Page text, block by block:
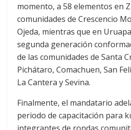
momento, a 58 elementos en
comunidades de Crescencio
Ojeda, mientras que en
segunda generación
de las comunidades de Santa
Pichátaro, Comachuen, San
La Cantera y Sevina.
Finalmente, el mandatario
periodo de capacitación para